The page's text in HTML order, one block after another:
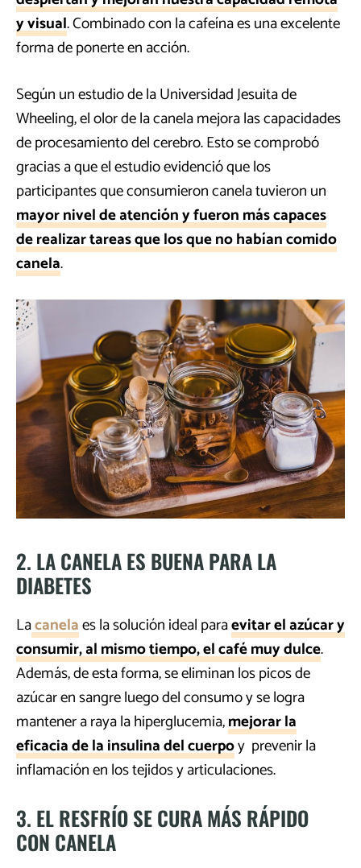
y visual. Combinado con la cafeína es una excelente
forma de ponerte en acción.
Según un estudio de la Universidad Jesuita de
Wheeling, el olor de la canela mejora las capacidades
de procesamiento del cerebro. Esto se comprobó
gracias a que el estudio evidenció que los
participantes que consumieron canela tuvieron un
mayor nivel de atención y fueron más capaces
de realizar tareas que los que no habían comido
canela.
2. LA CANELA ES BUENA PARA LA
DIABETES
Lacanelaes la solución ideal paraevitar el azúcar y
consumir, al mismo tiempo, el café muy dulce.
Además, de esta forma, se eliminan los picos de
azúcar en sangre luego del consumo y se logra
mantener a raya la hiperglucemia,mejorar la
eficacia de la insulina del cuerpoy prevenir la
inflamación en los tejidos y articulaciones.
3. EL RESFRÍO SE CURA MÁS RÁPIDO
CON CANELA